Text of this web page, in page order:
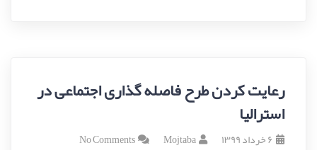
رعایت کردن طرح فاصله گذاری اجتماعی در
استرالیا
۶ خرداد ۱۳۹۹ Mojtaba
No Comments